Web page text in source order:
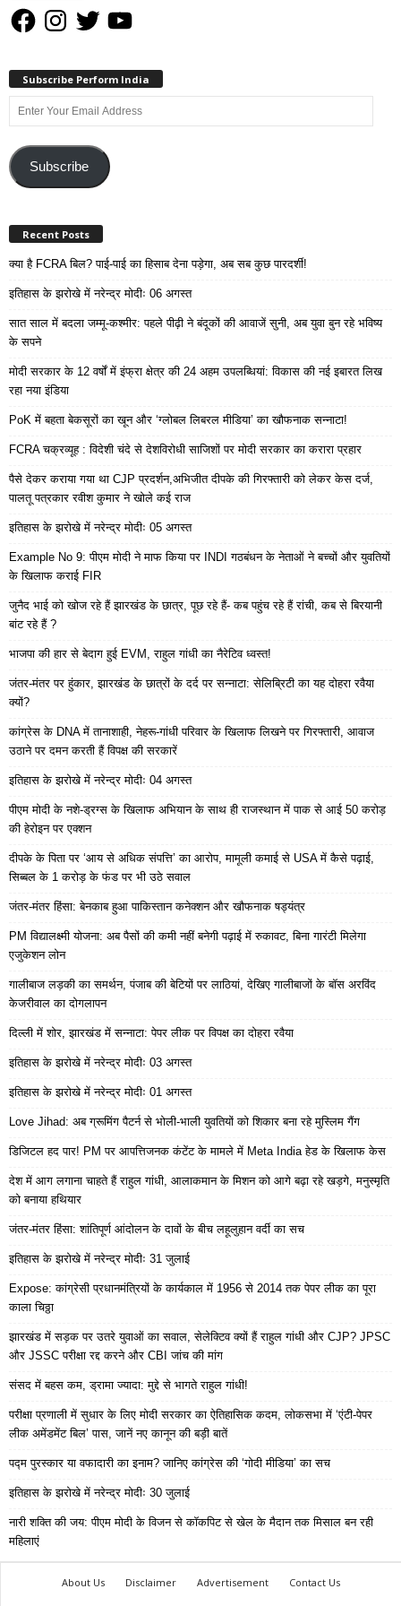
FacebookInstagram
Twitter YouTube
Subscribe Perform India
Enter
Your
AddressSubscribe
Recent Posts
क्या है FCRA बिल? पाई-पाई का हिसाब देना पड़ेगा, अब सब कुछ पारदर्शी!
इतिहास के झरोखे में नरेन्द्र मोदीः 06 अगस्त
सात साल में बदला जम्मू-कश्मीर: पहले पीढ़ी ने बंदूकों की आवाजें सुनी, अब युवा बुन रहे भविष्य
के सपने
मोदी सरकार के 12 वर्षों में इंफ्रा क्षेत्र की 24 अहम उपलब्धियां: विकास की नई इबारत लिख
रहा नया इंडिया
PoK में बहता बेकसूरों का खून और ‘ग्लोबल लिबरल मीडिया’ का खौफनाक सन्नाटा!
FCRA चक्रव्यूह : विदेशी चंदे से देशविरोधी साजिशों पर मोदी सरकार का करारा प्रहार
पैसे देकर कराया गया था CJP प्रदर्शन,अभिजीत दीपके की गिरफ्तारी को लेकर केस दर्ज,
पालतू पत्रकार रवीश कुमार ने खोले कई राज
इतिहास के झरोखे में नरेन्द्र मोदीः 05 अगस्त
Example No 9: पीएम मोदी ने माफ किया पर INDI गठबंधन के नेताओं ने बच्चों और युवतियों
के खिलाफ कराई FIR
जुनैद भाई को खोज रहे हैं झारखंड के छात्र, पूछ रहे हैं- कब पहुंच रहे हैं रांची, कब से बिरयानी
बांट रहे हैं ?
भाजपा की हार से बेदाग हुई EVM, राहुल गांधी का नैरेटिव ध्वस्त!
जंतर-मंतर पर हुंकार, झारखंड के छात्रों के दर्द पर सन्नाटा: सेलिब्रिटी का यह दोहरा रवैया
क्यों?
कांग्रेस के DNA में तानाशाही, नेहरू-गांधी परिवार के खिलाफ लिखने पर गिरफ्तारी, आवाज
उठाने पर दमन करती हैं विपक्ष की सरकारें
इतिहास के झरोखे में नरेन्द्र मोदीः 04 अगस्त
पीएम मोदी के नशे-ड्रग्स के खिलाफ अभियान के साथ ही राजस्थान में पाक से आई 50 करोड़
की हेरोइन पर एक्शन
दीपके के पिता पर ‘आय से अधिक संपत्ति’ का आरोप, मामूली कमाई से USA में कैसे पढ़ाई,
सिब्बल के 1 करोड़ के फंड पर भी उठे सवाल
जंतर-मंतर हिंसा: बेनकाब हुआ पाकिस्तान कनेक्शन और खौफनाक षड्यंत्र
PM विद्यालक्ष्मी योजना: अब पैसों की कमी नहीं बनेगी पढ़ाई में रुकावट, बिना गारंटी मिलेगा
एजुकेशन लोन
गालीबाज लड़की का समर्थन, पंजाब की बेटियों पर लाठियां, देखिए गालीबाजों के बॉस अरविंद
केजरीवाल का दोगलापन
दिल्ली में शोर, झारखंड में सन्नाटा: पेपर लीक पर विपक्ष का दोहरा रवैया
इतिहास के झरोखे में नरेन्द्र मोदीः 03 अगस्त
इतिहास के झरोखे में नरेन्द्र मोदीः 01 अगस्त
Love Jihad: अब ग्रूमिंग पैटर्न से भोली-भाली युवतियों को शिकार बना रहे मुस्लिम गैंग
डिजिटल हद पार! PM पर आपत्तिजनक कंटेंट के मामले में Meta India हेड के खिलाफ केस
देश में आग लगाना चाहते हैं राहुल गांधी, आलाकमान के मिशन को आगे बढ़ा रहे खड़गे, मनुस्मृति
को बनाया हथियार
जंतर-मंतर हिंसा: शांतिपूर्ण आंदोलन के दावों के बीच लहूलुहान वर्दी का सच
इतिहास के झरोखे में नरेन्द्र मोदीः 31 जुलाई
Expose: कांग्रेसी प्रधानमंत्रियों के कार्यकाल में 1956 से 2014 तक पेपर लीक का पूरा
काला चिठ्ठा
झारखंड में सड़क पर उतरे युवाओं का सवाल, सेलेक्टिव क्यों हैं राहुल गांधी और CJP? JPSC
और JSSC परीक्षा रद्द करने और CBI जांच की मांग
संसद में बहस कम, ड्रामा ज्यादा: मुद्दे से भागते राहुल गांधी!
परीक्षा प्रणाली में सुधार के लिए मोदी सरकार का ऐतिहासिक कदम, लोकसभा में ‘एंटी-पेपर
लीक अमेंडमेंट बिल’ पास, जानें नए कानून की बड़ी बातें
पद्म पुरस्कार या वफादारी का इनाम? जानिए कांग्रेस की ‘गोदी मीडिया’ का सच
इतिहास के झरोखे में नरेन्द्र मोदीः 30 जुलाई
नारी शक्ति की जय: पीएम मोदी के विजन से कॉकपिट से खेल के मैदान तक मिसाल बन रही
महिलाएं
About Us Disclaimer Advertisement
Contact Us